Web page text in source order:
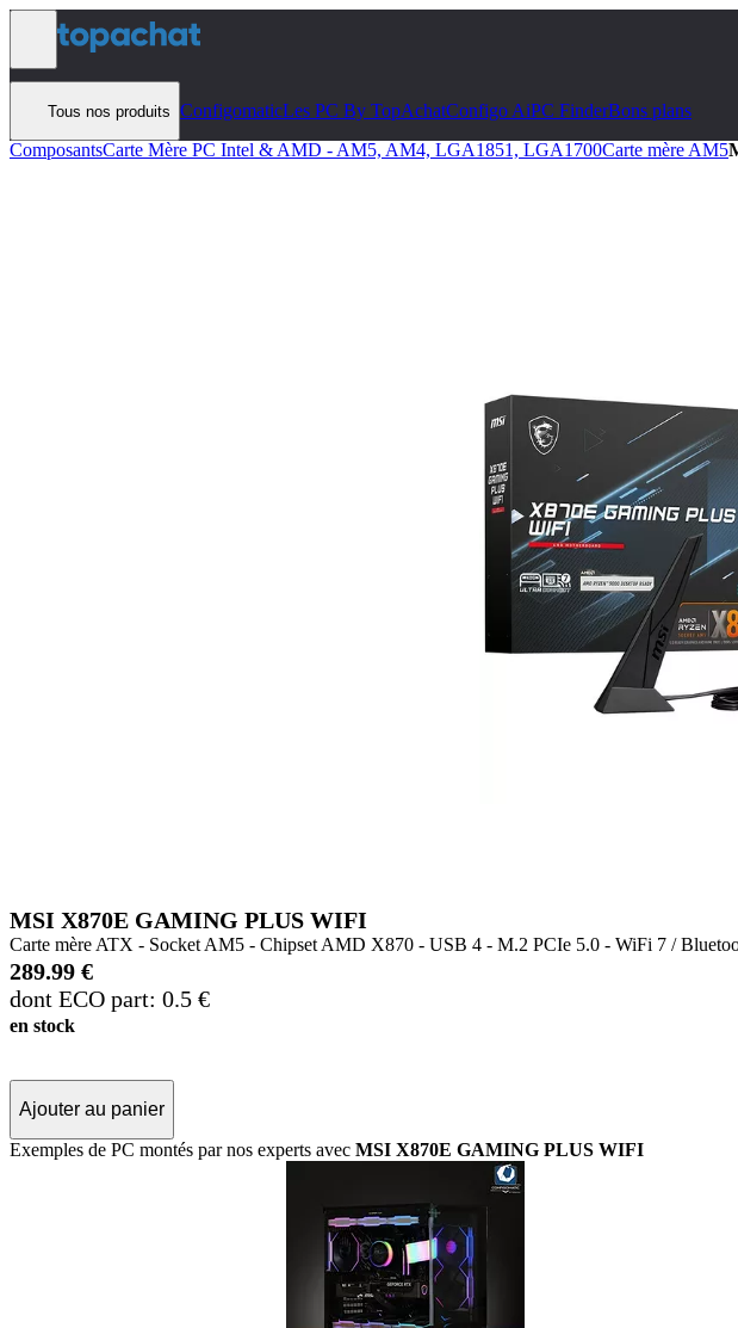
Aller au contenu
Tous nos produits ConfigomaticLes PC By TopAchatConfigo AiPC FinderBons plans
ComposantsCarte Mère PC Intel & AMD - AM5, AM4, LGA1851, LGA1700Carte mère AM5
MSI X870E GAMING PLUS WIFI
Carte mère ATX - Socket AM5 - Chipset AMD X870 - USB 4 - M.2 PCIe 5.0 - WiFi 7 /
289.99 €
dont ECO part: 0.5 €
en stock
Ajouter au panier
Exemples de PC montés par nos experts avec MSI X870E GAMING PLUS WIFI